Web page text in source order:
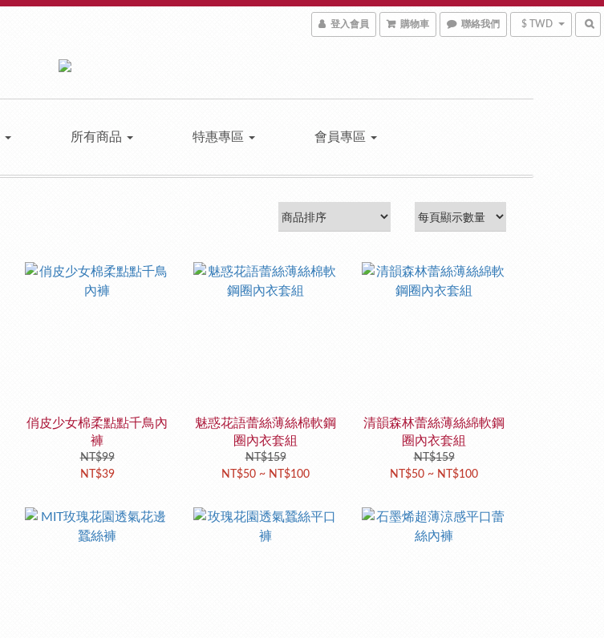
登入會員 購物車 聯絡我們 $ TWD
所有商品 特惠專區 會員專區
俏皮少女棉柔點點千鳥內
褲
NT$99
NT$39
魅惑花語蕾絲薄絲棉軟鋼
圈內衣套組
NT$159
NT$50 ~ NT$100
清韻森林蕾絲薄絲綿軟鋼
圈內衣套組
NT$159
NT$50 ~ NT$100